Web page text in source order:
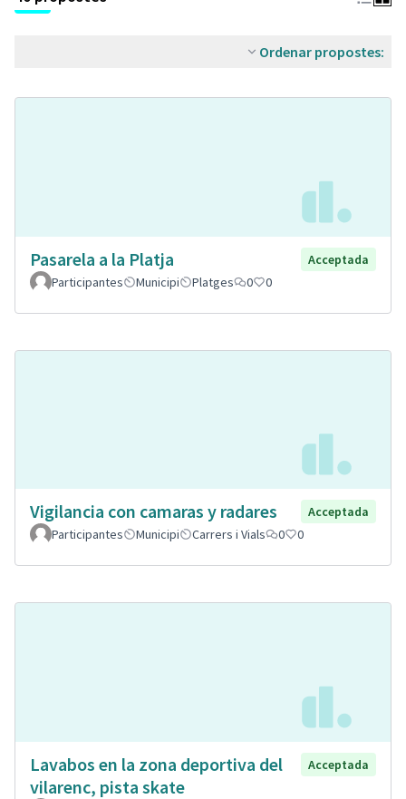
Ordenar propostes:
Pasarela a la Platja
Acceptada
Participantes
Municipi Platges 0 0
Vigilancia con camaras y radares
Acceptada
Participantes
Municipi Carrers i Vials 0 0
Lavabos en la zona deportiva del
vilarenc, pista skate
Acceptada